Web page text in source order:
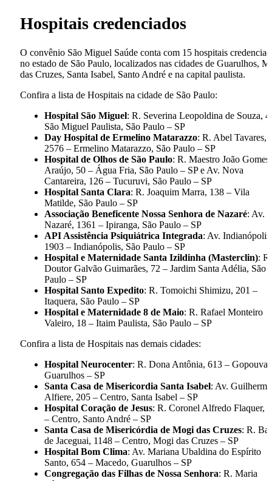
Hospitais credenciados
O convênio São Miguel Saúde conta com 15 hospitais
no estado de São Paulo, localizados nas cidades de Guarulhos,
das Cruzes, Santa Isabel, Santo André e na capital paulista.
Confira a lista de Hospitais na cidade de São Paulo:
Hospital São Miguel: R. Severina Leopoldina de Souza,
São Miguel Paulista, São Paulo – SP
Day Hospital de Ermelino Matarazzo: R. Abel Tavares,
2576 – Ermelino Matarazzo, São Paulo – SP
Hospital de Olhos de São Paulo: R. Maestro João Gomes
Araújo, 50 – Água Fria, São Paulo – SP e Av. Nova
Cantareira, 126 – Tucuruvi, São Paulo – SP
Hospital Santa Clara: R. Joaquim Marra, 138 – Vila
Matilde, São Paulo – SP
Associação Beneficente Nossa Senhora de Nazaré: Av.
Nazaré, 1361 – Ipiranga, São Paulo – SP
API Assistência Psiquiátrica Integrada: Av. Indianópolis,
1903 – Indianópolis, São Paulo – SP
Hospital e Maternidade Santa Izildinha (Masterclin): R.
Doutor Galvão Guimarães, 72 – Jardim Santa Adélia, São
Paulo – SP
Hospital Santo Expedito: R. Tomoichi Shimizu, 201 –
Itaquera, São Paulo – SP
Hospital e Maternidade 8 de Maio: R. Rafael Monteiro
Valeiro, 18 – Itaim Paulista, São Paulo – SP
Confira a lista de Hospitais nas demais cidades:
Hospital Neurocenter: R. Dona Antônia, 613 – Gopouva,
Guarulhos – SP
Santa Casa de Misericordia Santa Isabel: Av. Guilherme
Alfiere, 205 – Centro, Santa Isabel – SP
Hospital Coração de Jesus: R. Coronel Alfredo Flaquer,
– Centro, Santo André – SP
Santa Casa de Misericórdia de Mogi das Cruzes: R.
de Jaceguai, 1148 – Centro, Mogi das Cruzes – SP
Hospital Bom Clima: Av. Mariana Ubaldina do Espírito
Santo, 654 – Macedo, Guarulhos – SP
Congregação das Filhas de Nossa Senhora: R. Maria